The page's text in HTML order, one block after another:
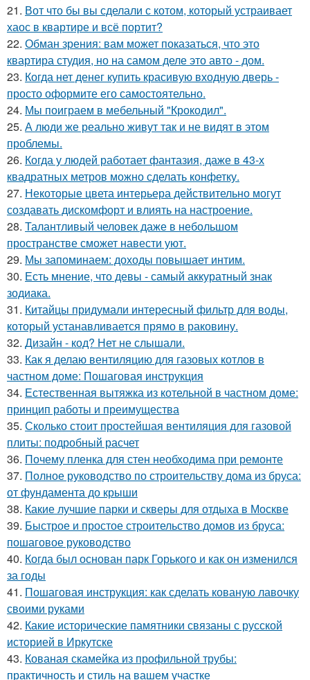
21. Вот что бы вы сделали с котом, который устраивает
хаос в квартире и всё портит?
22. Обман зрения: вам может показаться, что это
квартира студия, но на самом деле это авто - дом.
23. Когда нет денег купить красивую входную дверь -
просто оформите его самостоятельно.
24. Мы поиграем в мебельный "Крокодил".
25. А люди же реально живут так и не видят в этом
проблемы.
26. Когда у людей работает фантазия, даже в 43-х
квадратных метров можно сделать конфетку.
27. Некоторые цвета интерьера действительно могут
создавать дискомфорт и влиять на настроение.
28. Талантливый человек даже в небольшом
пространстве сможет навести уют.
29. Мы запоминаем: доходы повышает интим.
30. Есть мнение, что девы - самый аккуратный знак
зодиака.
31. Китайцы придумали интересный фильтр для воды,
который устанавливается прямо в раковину.
32. Дизайн - код? Нет не слышали.
33. Как я делаю вентиляцию для газовых котлов в
частном доме: Пошаговая инструкция
34. Естественная вытяжка из котельной в частном доме:
принцип работы и преимущества
35. Сколько стоит простейшая вентиляция для газовой
плиты: подробный расчет
36. Почему пленка для стен необходима при ремонте
37. Полное руководство по строительству дома из бруса:
от фундамента до крыши
38. Какие лучшие парки и скверы для отдыха в Москве
39. Быстрое и простое строительство домов из бруса:
пошаговое руководство
40. Когда был основан парк Горького и как он изменился
за годы
41. Пошаговая инструкция: как сделать кованую лавочку
своими руками
42. Какие исторические памятники связаны с русской
историей в Иркутске
43. Кованая скамейка из профильной трубы:
практичность и стиль на вашем участке